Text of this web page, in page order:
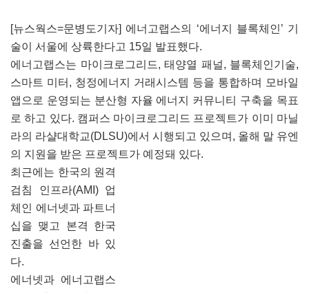
[뉴스웍스=문병도기자] 에너고랩스의 ‘에너지 블록체인’ 기
술이 서울에 상륙한다고 15일 발표했다.
에너고랩스는 마이크로그리드, 태양열 패널, 블록체인기술,
스마트 미터, 청정에너지 거래시스템 등을 통합하며 모바일
앱으로 운영되는 분산형 자율 에너지 커뮤니티 구축을 목표
로 하고 있다. 캠퍼스 마이크로그리드 프로젝트가 이미 마닐
라의 라샬대학교(DLSU)에서 시행되고 있으며, 올해 말 유엔
의 지원을 받은 프로젝트가 예정돼 있다.
최근에는 한국의 원격
검침 인프라(AMI) 업
체인 에너넷과 파트너
십을 맺고 본격 한국
진출을 선언한 바 있
다.
에너넷과 에너고랩스